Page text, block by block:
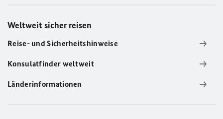
Weltweit sicher reisen
Reise- und Sicherheitshinweise
Konsulatfinder weltweit
Länderinformationen